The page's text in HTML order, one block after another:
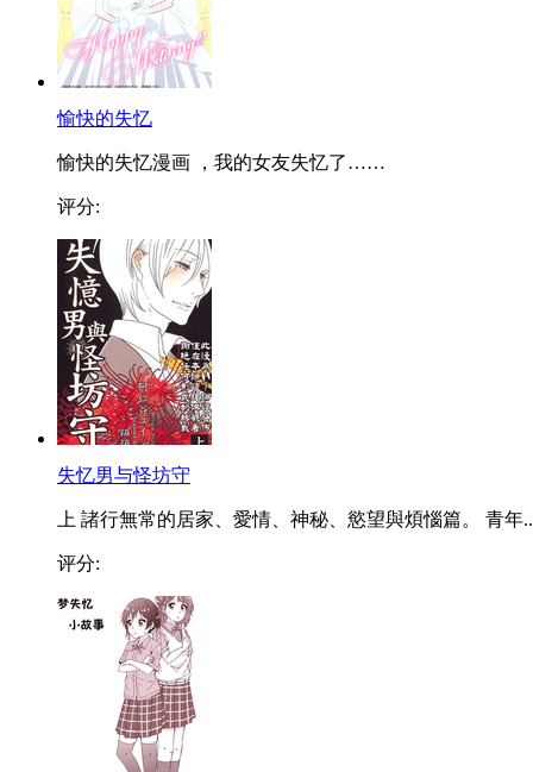
愉快的失忆
愉快的失忆漫画 ，我的女友失忆了……
评分:
失忆男与怪坊守
上 諸行無常的居家、愛情、神秘、慾望與煩惱篇。 青年
评分: